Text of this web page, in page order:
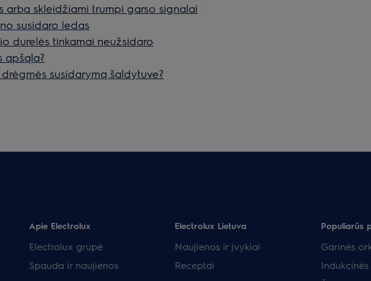
arba skleidžiami trumpi garso signalai
susidaro ledas
durelės tinkamai neužsidaro
apšąla?
susidarymą šaldytuve?
Apie Electrolux
Electrolux grupė
Spauda ir naujienos
Electrolux Lietuva
Naujienos ir įvykiai
Receptai
Populiarūs
Garinės